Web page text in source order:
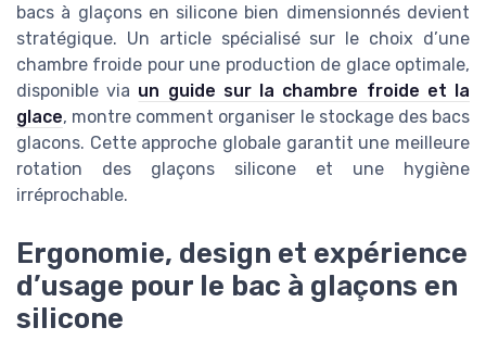
bacs à glaçons en silicone bien dimensionnés devient
stratégique. Un article spécialisé sur le choix d’une
chambre froide pour une production de glace optimale,
disponible via un guide sur la chambre froide et la
glace, montre comment organiser le stockage des bacs
glacons. Cette approche globale garantit une meilleure
rotation des glaçons silicone et une hygiène
irréprochable.
Ergonomie, design et expérience
d’usage pour le bac à glaçons en
silicone